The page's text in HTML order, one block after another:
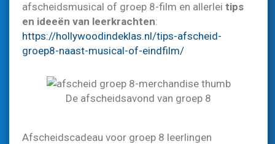
afscheidsmusical of groep 8-film en allerlei tips
en ideeën van leerkrachten:
https://hollywoodindeklas.nl/tips-afscheid-
groep8-naast-musical-of-eindfilm/
De afscheidsavond van groep 8
Afscheidscadeau voor groep 8 leerlingen